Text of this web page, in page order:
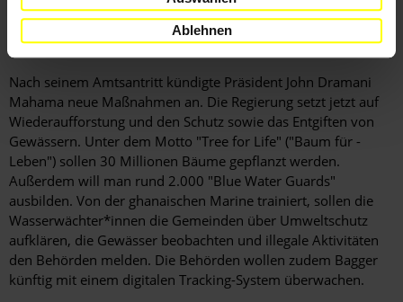
Ablehnen
Vormawor einig.
Gegenmaßnahmen angekündigt
Nach seinem Amtsantritt kündigte Präsident John Dramani
Mahama neue Maßnahmen an. Die Regierung setzt jetzt auf
Wiederaufforstung und den Schutz sowie das Entgiften von
Gewässern. Unter dem Motto "Tree for Life" ("Baum für ­
Leben") sollen 30 Millionen Bäume gepflanzt werden.
Außerdem will man rund 2.000 "Blue Water Guards"
ausbilden. Von der ghanaischen Marine trainiert, sollen die
Wasserwächter*innen die Gemeinden über Umweltschutz
aufklären, die Gewässer beobachten und illegale ­Aktivitäten
den Behörden melden. Die Behörden wollen zudem Bagger
künftig mit einem digitalen Tracking-System überwachen.